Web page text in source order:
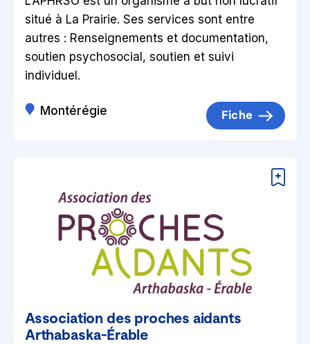
situé à La Prairie. Ses services sont entre
autres : Renseignements et documentation,
soutien psychosocial, soutien et suivi
individuel.
Montérégie Fiche
Association des proches aidants
Arthabaska-Érable